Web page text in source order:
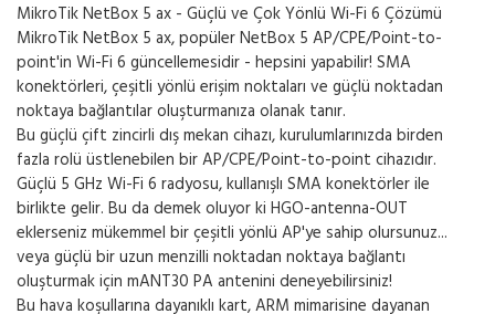
MikroTik NetBox 5 ax - Güçlü ve Çok Yönlü Wi-Fi 6 Çözümü
MikroTik NetBox 5 ax, popüler NetBox 5 AP/CPE/Point-to-
point'in Wi-Fi 6 güncellemesidir - hepsini yapabilir! SMA
konektörleri, çeşitli yönlü erişim noktaları ve güçlü noktadan
noktaya bağlantılar oluşturmanıza olanak tanır.
Bu güçlü çift zincirli dış mekan cihazı, kurulumlarınızda birden
fazla rolü üstlenebilen bir AP/CPE/Point-to-point cihazıdır.
Güçlü 5 GHz Wi-Fi 6 radyosu, kullanışlı SMA konektörler ile
birlikte gelir. Bu da demek oluyor ki HGO-antenna-OUT
eklerseniz mükemmel bir çeşitli yönlü AP'ye sahip olursunuz...
veya güçlü bir uzun menzilli noktadan noktaya bağlantı
oluşturmak için mANT30 PA antenini deneyebilirsiniz!
Bu hava koşullarına dayanıklı kart, ARM mimarisine dayanan